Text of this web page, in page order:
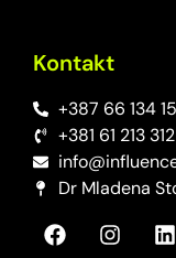
Kontakt
+387 66 134
+381 61 213
Dr Mladena